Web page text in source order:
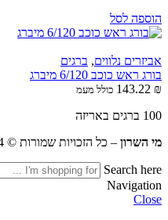
הוספה לסל
אביזרים נלווים, ברגים
בורג ראש כוכב 6/120 מיברג
143.22 ₪ כולל מעמ
100 ברגים באריזה
מי השרון – כל הזכויות שמורות © 2024
Search here
Navigation
Close